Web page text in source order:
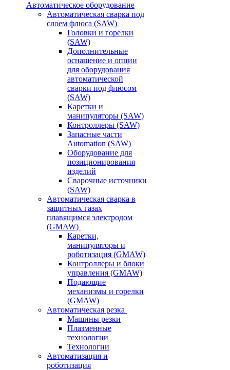
Автоматическое оборудование
Автоматическая сварка под
слоем флюса (SAW)
Головки и горелки
(SAW)
Дополнительные
оснащение и опции
для оборудования
автоматической
сварки под флюсом
(SAW)
Каретки и
манипуляторы (SAW)
Контроллеры (SAW)
Запасные части
Automation (SAW)
Оборудование для
позиционирования
изделий
Сварочные источники
(SAW)
Автоматическая сварка в
защитных газах
плавящимся электродом
(GMAW)
Каретки,
манипуляторы и
роботизация (GMAW)
Контроллеры и блоки
управления (GMAW)
Подающие
механизмы и горелки
(GMAW)
Автоматическая резка
Машины резки
Плазменные
технологии
Технологии
Автоматизация и
роботизация